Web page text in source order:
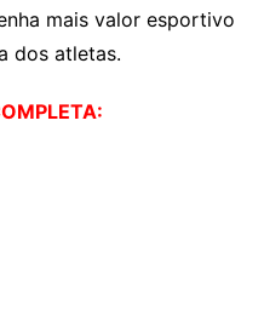
mais valor esportivo
dos atletas.